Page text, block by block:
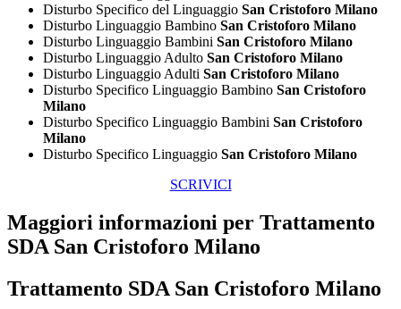
Disturbo Specifico del Linguaggio San Cristoforo Milano
Disturbo Linguaggio Bambino San Cristoforo Milano
Disturbo Linguaggio Bambini San Cristoforo Milano
Disturbo Linguaggio Adulto San Cristoforo Milano
Disturbo Linguaggio Adulti San Cristoforo Milano
Disturbo Specifico Linguaggio Bambino San Cristoforo
Milano
Disturbo Specifico Linguaggio Bambini San Cristoforo
Milano
Disturbo Specifico Linguaggio San Cristoforo Milano
SCRIVICI
Maggiori informazioni per Trattamento
SDA San Cristoforo Milano
Trattamento SDA San Cristoforo Milano